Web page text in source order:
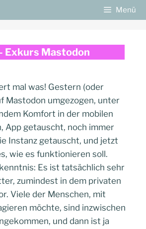
Menü
Exkurs Mastodon
mal was! Gestern (oder
Mastodon umgezogen, unter
Komfort in der mobilen
App getauscht, noch immer
Instanz getauscht, und jetzt
wie es funktionieren soll.
Es ist tatsächlich sehr
zumindest in dem privaten
Viele der Menschen, mit
möchte, sind inzwischen
und dann ist ja